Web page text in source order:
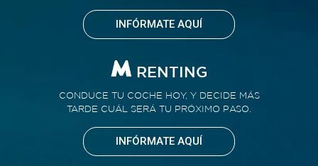
INFÓRMATE AQUÍ
RENTING
CONDUCE TU COCHE HOY, Y DECIDE MÁS
TARDE CUÁL SERÁ TU PRÓXIMO PASO.
INFÓRMATE AQUÍ